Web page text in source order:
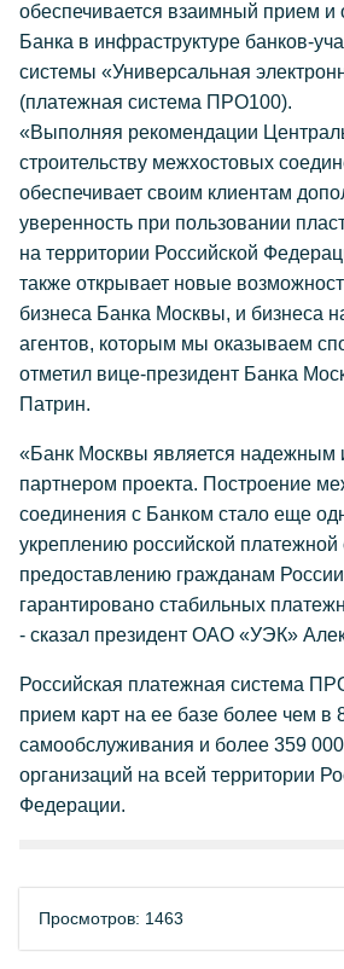
обеспечивается взаимный прием и
Банка в инфраструктуре банков-
системы «Универсальная
(платежная система ПРО100).
«Выполняя рекомендации
строительству межхостовых
обеспечивает своим клиентам
уверенность при пользовании
на территории Российской
также открывает новые
бизнеса Банка Москвы, и бизнеса
агентов, которым мы оказываем
отметил вице-президент Банка
Патрин.
«Банк Москвы является надежным
партнером проекта. Построение
соединения с Банком стало еще
укреплению российской платежной
предоставлению гражданам
гарантировано стабильных
- сказал президент ОАО «УЭК»
Российская платежная система
прием карт на ее базе более чем в
самообслуживания и более 359
организаций на всей территории
Федерации.
Просмотров: 1463